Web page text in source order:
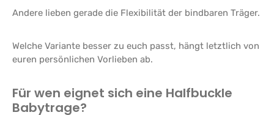
Andere lieben gerade die Flexibilität der bindbaren Träger.
Welche Variante besser zu euch passt, hängt letztlich von
euren persönlichen Vorlieben ab.
Für wen eignet sich eine Halfbuckle
Babytrage?